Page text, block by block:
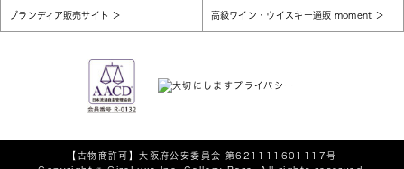
ブランディア販売サイト 高級ワイン・ウイスキー通販 moment
【古物商許可】大阪府公安委員会 第621111601117号